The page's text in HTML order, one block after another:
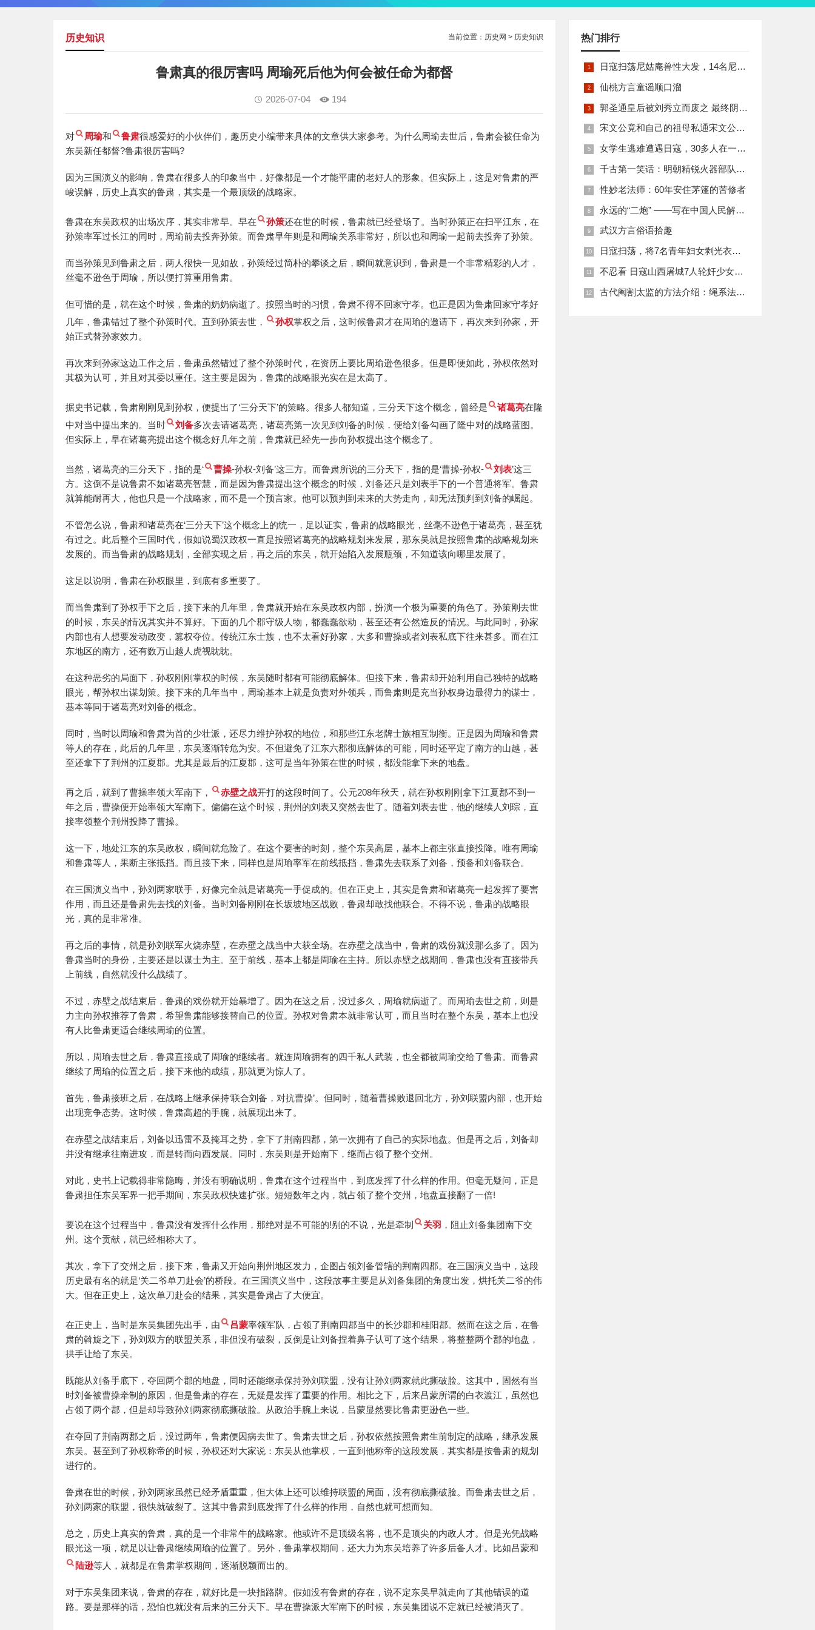
当前位置： 历史网 > 历史知识
历史知识
鲁肃真的很厉害吗 周瑜死后他为何会被任命为都督
2026-07-04 194
对 周瑜和 鲁肃很感爱好的小伙伴们，趣历史小编带来具体的文章供大家参考。为什么周瑜去世后，鲁肃会被任命为
东吴新任都督?鲁肃很厉害吗?
因为三国演义的影响，鲁肃在很多人的印象当中，好像都是一个才能平庸的老好人的形象。但实际上，这是对鲁肃的严
峻误解，历史上真实的鲁肃，其实是一个最顶级的战略家。
鲁肃在东吴政权的出场次序，其实非常早。早在 孙策还在世的时候，鲁肃就已经登场了。当时孙策正在扫平江东，在
孙策率军过长江的同时，周瑜前去投奔孙策。而鲁肃早年则是和周瑜关系非常好，所以也和周瑜一起前去投奔了孙策。
而当孙策见到鲁肃之后，两人很快一见如故，孙策经过简朴的攀谈之后，瞬间就意识到，鲁肃是一个非常精彩的人才，
丝毫不逊色于周瑜，所以便打算重用鲁肃。
但可惜的是，就在这个时候，鲁肃的奶奶病逝了。按照当时的习惯，鲁肃不得不回家守孝。也正是因为鲁肃回家守孝好
几年，鲁肃错过了整个孙策时代。直到孙策去世，
孙权掌权之后，这时候鲁肃才在周瑜的邀请下，再次来到孙家，开
始正式替孙家效力。
再次来到孙家这边工作之后，鲁肃虽然错过了整个孙策时代，在资历上要比周瑜逊色很多。但是即便如此，孙权依然对
其极为认可，并且对其委以重任。这主要是因为，鲁肃的战略眼光实在是太高了。
据史书记载，鲁肃刚刚见到孙权，便提出了‘三分天下’的策略。很多人都知道，三分天下这个概念，曾经是 诸葛亮在隆
中对当中提出来的。当时
刘备多次去请诸葛亮，诸葛亮第一次见到刘备的时候，便给刘备勾画了隆中对的战略蓝图。
但实际上，早在诸葛亮提出这个概念好几年之前，鲁肃就已经先一步向孙权提出这个概念了。
当然，诸葛亮的三分天下，指的是‘ 曹操-孙权-刘备’这三方。而鲁肃所说的三分天下，指的是‘曹操-孙权- 刘表’这三
方。这倒不是说鲁肃不如诸葛亮智慧，而是因为鲁肃提出这个概念的时候，刘备还只是刘表手下的一个普通将军。鲁肃
就算能耐再大，他也只是一个战略家，而不是一个预言家。他可以预判到未来的大势走向，却无法预判到刘备的崛起。
不管怎么说，鲁肃和诸葛亮在‘三分天下’这个概念上的统一，足以证实，鲁肃的战略眼光，丝毫不逊色于诸葛亮，甚至犹
有过之。此后整个三国时代，假如说蜀汉政权一直是按照诸葛亮的战略规划来发展，那东吴就是按照鲁肃的战略规划来
发展的。而当鲁肃的战略规划，全部实现之后，再之后的东吴，就开始陷入发展瓶颈，不知道该向哪里发展了。
这足以说明，鲁肃在孙权眼里，到底有多重要了。
而当鲁肃到了孙权手下之后，接下来的几年里，鲁肃就开始在东吴政权内部，扮演一个极为重要的角色了。孙策刚去世
的时候，东吴的情况其实并不算好。下面的几个郡守级人物，都蠢蠢欲动，甚至还有公然造反的情况。与此同时，孙家
内部也有人想要发动政变，篡权夺位。传统江东士族，也不太看好孙家，大多和曹操或者刘表私底下往来甚多。而在江
东地区的南方，还有数万山越人虎视眈眈。
在这种恶劣的局面下，孙权刚刚掌权的时候，东吴随时都有可能彻底解体。但接下来，鲁肃却开始利用自己独特的战略
眼光，帮孙权出谋划策。接下来的几年当中，周瑜基本上就是负责对外领兵，而鲁肃则是充当孙权身边最得力的谋士，
基本等同于诸葛亮对刘备的概念。
同时，当时以周瑜和鲁肃为首的少壮派，还尽力维护孙权的地位，和那些江东老牌士族相互制衡。正是因为周瑜和鲁肃
等人的存在，此后的几年里，东吴逐渐转危为安。不但避免了江东六郡彻底解体的可能，同时还平定了南方的山越，甚
至还拿下了荆州的江夏郡。尤其是最后的江夏郡，这可是当年孙策在世的时候，都没能拿下来的地盘。
再之后，就到了曹操率领大军南下， 赤壁之战开打的这段时间了。公元208年秋天，就在孙权刚刚拿下江夏郡不到一
年之后，曹操便开始率领大军南下。偏偏在这个时候，荆州的刘表又突然去世了。随着刘表去世，他的继续人刘琮，直
接率领整个荆州投降了曹操。
这一下，地处江东的东吴政权，瞬间就危险了。在这个要害的时刻，整个东吴高层，基本上都主张直接投降。唯有周瑜
和鲁肃等人，果断主张抵挡。而且接下来，同样也是周瑜率军在前线抵挡，鲁肃先去联系了刘备，预备和刘备联合。
在三国演义当中，孙刘两家联手，好像完全就是诸葛亮一手促成的。但在正史上，其实是鲁肃和诸葛亮一起发挥了要害
作用，而且还是鲁肃先去找的刘备。当时刘备刚刚在长坂坡地区战败，鲁肃却敢找他联合。不得不说，鲁肃的战略眼
光，真的是非常准。
再之后的事情，就是孙刘联军火烧赤壁，在赤壁之战当中大获全场。在赤壁之战当中，鲁肃的戏份就没那么多了。因为
鲁肃当时的身份，主要还是以谋士为主。至于前线，基本上都是周瑜在主持。所以赤壁之战期间，鲁肃也没有直接带兵
上前线，自然就没什么战绩了。
不过，赤壁之战结束后，鲁肃的戏份就开始暴增了。因为在这之后，没过多久，周瑜就病逝了。而周瑜去世之前，则是
力主向孙权推荐了鲁肃，希望鲁肃能够接替自己的位置。孙权对鲁肃本就非常认可，而且当时在整个东吴，基本上也没
有人比鲁肃更适合继续周瑜的位置。
所以，周瑜去世之后，鲁肃直接成了周瑜的继续者。就连周瑜拥有的四千私人武装，也全都被周瑜交给了鲁肃。而鲁肃
继续了周瑜的位置之后，接下来他的成绩，那就更为惊人了。
首先，鲁肃接班之后，在战略上继承保持‘联合刘备，对抗曹操’。但同时，随着曹操败退回北方，孙刘联盟内部，也开始
出现竞争态势。这时候，鲁肃高超的手腕，就展现出来了。
在赤壁之战结束后，刘备以迅雷不及掩耳之势，拿下了荆南四郡，第一次拥有了自己的实际地盘。但是再之后，刘备却
并没有继承往南进攻，而是转而向西发展。同时，东吴则是开始南下，继而占领了整个交州。
对此，史书上记载得非常隐晦，并没有明确说明，鲁肃在这个过程当中，到底发挥了什么样的作用。但毫无疑问，正是
鲁肃担任东吴军界一把手期间，东吴政权快速扩张。短短数年之内，就占领了整个交州，地盘直接翻了一倍!
要说在这个过程当中，鲁肃没有发挥什么作用，那绝对是不可能的!别的不说，光是牵制 关羽 ，阻止刘备集团南下交
州。这个贡献，就已经相称大了。
其次，拿下了交州之后，接下来，鲁肃又开始向荆州地区发力，企图占领刘备管辖的荆南四郡。在三国演义当中，这段
历史最有名的就是‘关二爷单刀赴会’的桥段。在三国演义当中，这段故事主要是从刘备集团的角度出发，烘托关二爷的伟
大。但在正史上，这次单刀赴会的结果，其实是鲁肃占了大便宜。
在正史上，当时是东吴集团先出手，由 吕蒙率领军队，占领了荆南四郡当中的长沙郡和桂阳郡。然而在这之后，在鲁
肃的斡旋之下，孙刘双方的联盟关系，非但没有破裂，反倒是让刘备捏着鼻子认可了这个结果，将整整两个郡的地盘，
拱手让给了东吴。
既能从刘备手底下，夺回两个郡的地盘，同时还能继承保持孙刘联盟，没有让孙刘两家就此撕破脸。这其中，固然有当
时刘备被曹操牵制的原因，但是鲁肃的存在，无疑是发挥了重要的作用。相比之下，后来吕蒙所谓的白衣渡江，虽然也
占领了两个郡，但是却导致孙刘两家彻底撕破脸。从政治手腕上来说，吕蒙显然要比鲁肃更逊色一些。
在夺回了荆南两郡之后，没过两年，鲁肃便因病去世了。鲁肃去世之后，孙权依然按照鲁肃生前制定的战略，继承发展
东吴。甚至到了孙权称帝的时候，孙权还对大家说：东吴从他掌权，一直到他称帝的这段发展，其实都是按鲁肃的规划
进行的。
鲁肃在世的时候，孙刘两家虽然已经矛盾重重，但大体上还可以维持联盟的局面，没有彻底撕破脸。而鲁肃去世之后，
孙刘两家的联盟，很快就破裂了。这其中鲁肃到底发挥了什么样的作用，自然也就可想而知。
总之，历史上真实的鲁肃，真的是一个非常牛的战略家。他或许不是顶级名将，也不是顶尖的内政人才。但是光凭战略
眼光这一项，就足以让鲁肃继续周瑜的位置了。另外，鲁肃掌权期间，还大力为东吴培养了许多后备人才。比如吕蒙和
陆逊等人，就都是在鲁肃掌权期间，逐渐脱颖而出的。
对于东吴集团来说，鲁肃的存在，就好比是一块指路牌。假如没有鲁肃的存在，说不定东吴早就走向了其他错误的道
路。要是那样的话，恐怕也就没有后来的三分天下。早在曹操派大军南下的时候，东吴集团说不定就已经被消灭了。
热门排行
日寇扫荡尼姑庵兽性大发，14名尼姑遭玷污后集体自焚
仙桃方言童谣顺口溜
郭圣通皇后被刘秀立而废之 最终阴丽华当上了皇后 那么她的五个儿子有何结局
宋文公竟和自己的祖母私通宋文公是如何死的
女学生逃难遭遇日寇，30多人在一所小校里被集体奸淫
千古第一笑话：明朝精锐火器部队亡于一只'鸡'
性妙老法师：60年安住茅篷的苦修者
永远的“二炮” ——写在中国人民解放军火箭军组建之际
武汉方言俗语拾趣
日寇扫荡，将7名青年妇女剥光衣裤在庙前糟蹋
不忍看 日寇山西屠城7人轮奸少女后揪双腿活活分尸
古代阉割太监的方法介绍：绳系法与揉捏法